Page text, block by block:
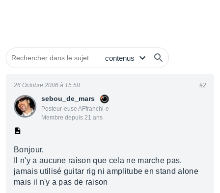
sebou_de_mars
Posteur·euse AFfranchi·e
Membre depuis 21 ans
26 Octobre 2006 à 15:58 #2
Bonjour,
Il n'y a aucune raison que cela ne marche pas.
jamais utilisé guitar rig ni amplitube en stand alone
mais il n'y a pas de raison